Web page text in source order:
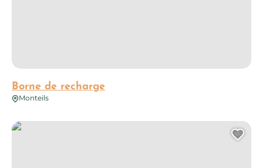
Borne de recharge
Monteils
Borne de recharge